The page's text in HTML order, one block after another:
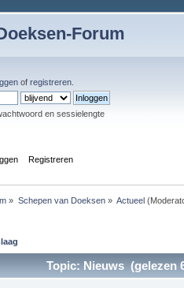
Forum
of registreren
en sessielengte
Registreren
» Schepen van Doeksen» Actueel
Topic: Nieuws (gelezen